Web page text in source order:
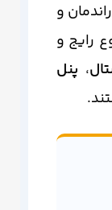
و
رایج و
، پنل